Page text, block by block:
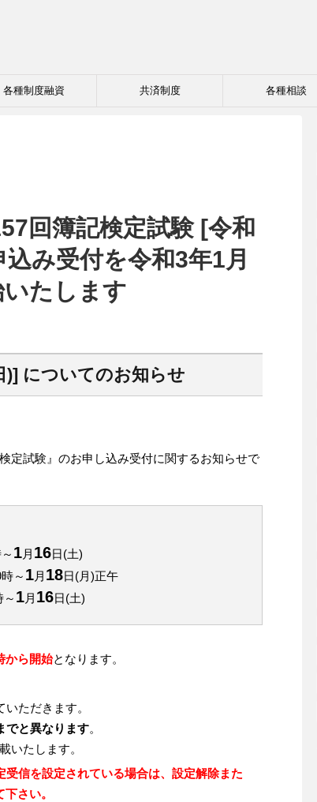
各種制度融資 共済制度 各種相談
回簿記検定試験 [令和
み受付を令和3年1月
たします
)] についてのお知らせ
定試験』のお申し込み受付に関するお知らせで
1月 16日(土)
～ 1月 18日(月)正午
1月 16日(土)
から開始となります。
いただきます。
でと異なります。
いたします。
信を設定されている場合は、設定解除また
さい。